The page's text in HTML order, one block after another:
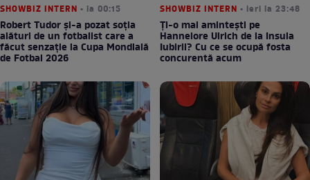
SHOWBIZ INTERN • la 00:15
Robert Tudor și-a pozat soția
alături de un fotbalist care a
făcut senzație la Cupa Mondială
de Fotbal 2026
SHOWBIZ INTERN • ieri la 23:48
Ți-o mai amintești pe
Hannelore Ulrich de la Insula
Iubirii? Cu ce se ocupă fosta
concurentă acum